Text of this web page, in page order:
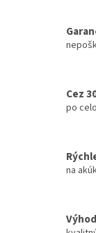
Cez
po
na